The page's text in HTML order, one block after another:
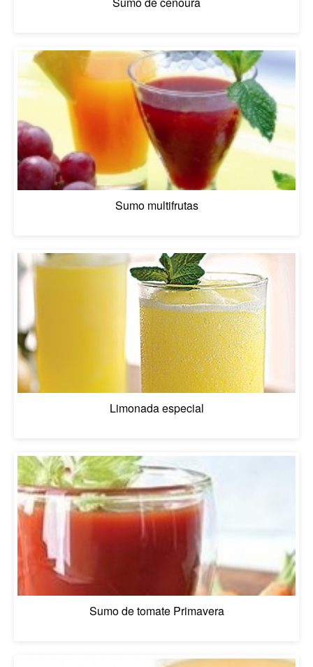
Sumo multifrutas
Limonada especial
Sumo de tomate Primavera